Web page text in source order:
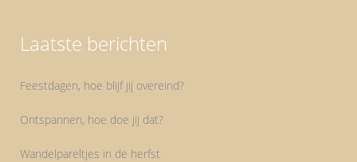
Laatste berichten
Feestdagen, hoe blijf jij overeind?
Ontspannen, hoe doe jij dat?
Wandelpareltjes in de herfst